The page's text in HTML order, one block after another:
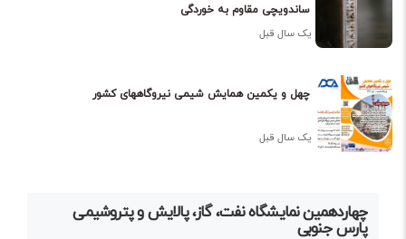
ساندویچی مقاوم به خوردگی
یک سال قبل
چهل و یکمین همایش شیمی نیروگاههای کشور
یک سال قبل
چهاردهمین نمایشگاه نفت، گاز، پالایش و پتروشیمی
پارس جنوبی